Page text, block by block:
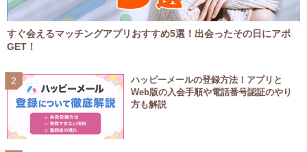
すぐ会えるマッチングアプリおすすめ5選！出会ったその日にアポ
GET！
ハッピーメールの登録方法！アプリと
Web版の入会手順や電話番号認証のやり
方も解説